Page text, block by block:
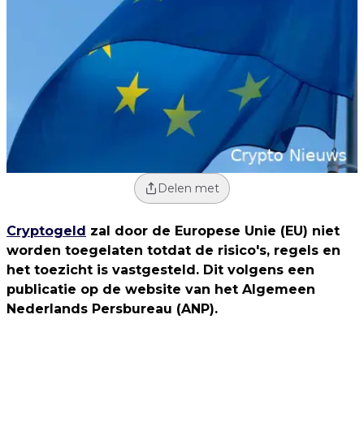
Delen met
Cryptogeld zal door de Europese Unie (EU) niet
worden toegelaten totdat de risico's, regels en
het toezicht is vastgesteld. Dit volgens een
publicatie op de website van het Algemeen
Nederlands Persbureau (ANP).